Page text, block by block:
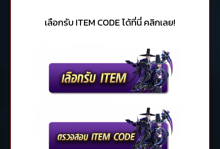
เลือกรับ ITEM CODE ได้ที่นี่ คลิกเลย!